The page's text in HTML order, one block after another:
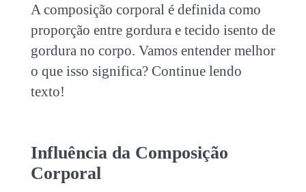
A composição corporal é definida como
proporção entre gordura e tecido isento de
gordura no corpo. Vamos entender melhor
o que isso significa? Continue lendo
texto!
Influência da Composição
Corporal